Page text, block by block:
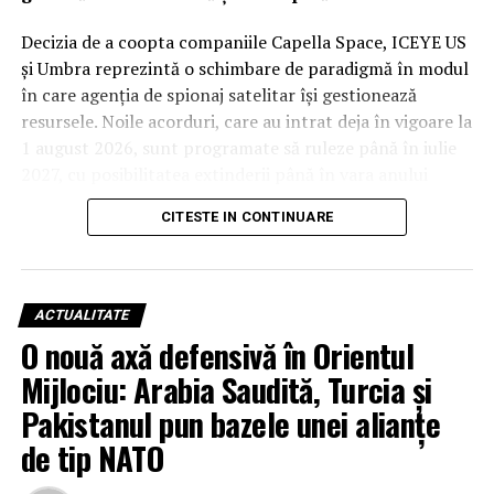
Decizia de a coopta companiile Capella Space, ICEYE US
și Umbra reprezintă o schimbare de paradigmă în modul
în care agenția de spionaj satelitar își gestionează
resursele. Noile acorduri, care au intrat deja în vigoare la
1 august 2026, sunt programate să ruleze până în iulie
2029. Deși valorile financiare rămân confidențiale din
cauza bugetului clasificat al agenției, impactul
De la studii la operațiuni: Capella
Space, ICEYE US și Umbra devin
piloni ai securității naționale
Această tranziție nu este una întâmplătoare, ci
reprezintă evoluția firească a unor parteneriate testate
riguros în ultimii ani. Noul cadru contractual, intitulat
CITESTE IN CONTINUARE
ACTUALITATE
O nouă axă defensivă în Orientul
Mijlociu: Arabia Saudită, Turcia și
Pakistanul pun bazele unei alianțe
de tip NATO